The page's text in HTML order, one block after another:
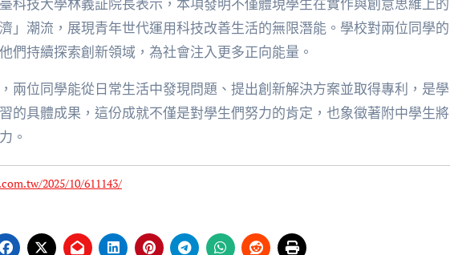
」潮流，展現青年世代運用科技改善生活的無限潛能。學校對兩位同學的
們持續探索創新領域，為社會注入更多正向能量。
兩位同學能從日常生活中發現問題、提出創新解決方案並取得專利，是學
的具體成果，這份成就不僅是對學生們努力的肯定，也象徵著附中學生將
。
2025/10/611143/